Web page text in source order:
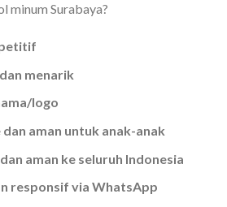
minum Surabaya?
menarik
logo
aman untuk anak-anak
aman ke seluruh Indonesia
responsif via WhatsApp